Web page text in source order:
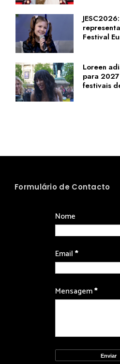
Festival
Loreen
para
festivais
Formulário de Contacto
Nome
Email*
Mensagem*